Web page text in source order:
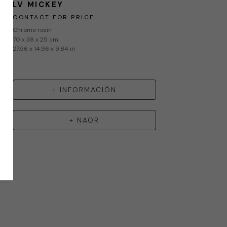
LV MICKEY
CONTACT FOR PRICE
Chrome resin
70 x 38 x 25 cm
27.56 x 14.96 x 9.84 in
+ INFORMACIÓN
+ NAOR